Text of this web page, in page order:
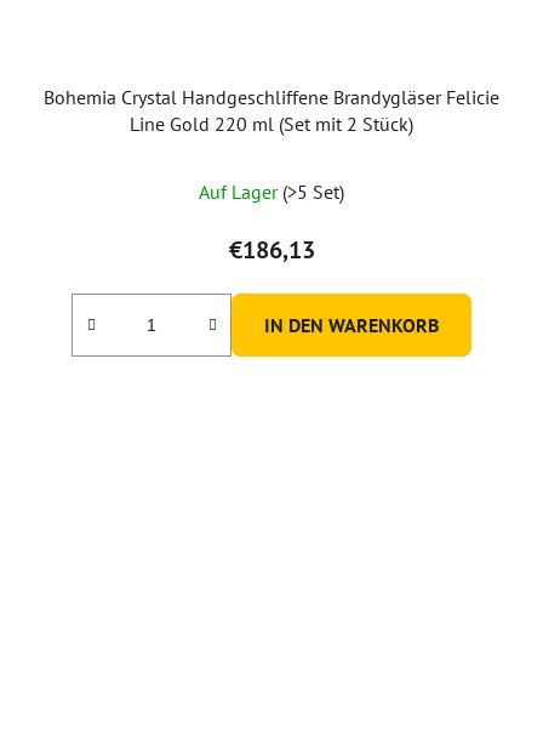
Bohemia Crystal Handgeschliffene Brandygläser Felicie
Line Gold 220 ml (Set mit 2 Stück)
Auf Lager (>5 Set)
€186,13
IN DEN WARENKORB